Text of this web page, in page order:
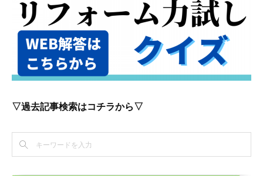
▽過去記事検索はコチラから▽